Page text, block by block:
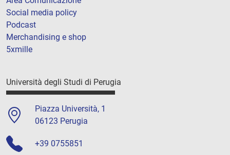
Social media policy
Podcast
Merchandising e shop
5xmille
Università degli Studi di Perugia
Piazza Università, 1
06123 Perugia
+39 0755851